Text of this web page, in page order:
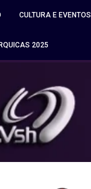
CULTURA E EVENTOS
2025